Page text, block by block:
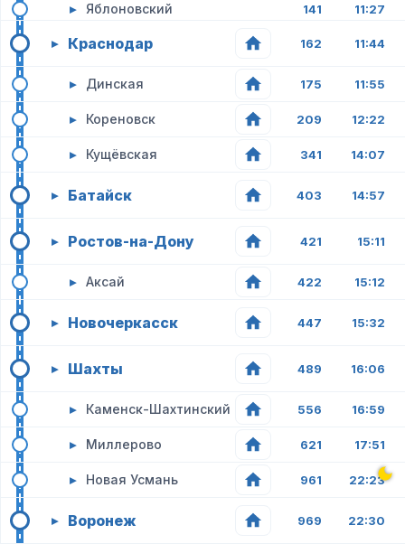
▸ Яблоновский 141 11:27
▸ Краснодар 162 11:44
▸ Динская 175 11:55
▸ Кореновск 209 12:22
▸ Кущёвская 341 14:07
▸ Батайск 403 14:57
▸ Ростов-на-Дону 421 15:11
▸ Аксай 422 15:12
▸ Новочеркасск 447 15:32
▸ Шахты 489 16:06
▸ Каменск-Шахтинский 556 16:59
▸ Миллерово 621 17:51
▸ Новая Усмань 961 22:23
▸ Воронеж 969 22:30